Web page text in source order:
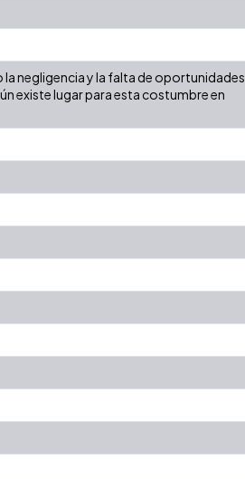
negligencia y la falta de oportunidades.
existe lugar para esta costumbre en